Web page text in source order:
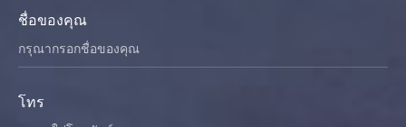
ชื่อของคุณ
โทร